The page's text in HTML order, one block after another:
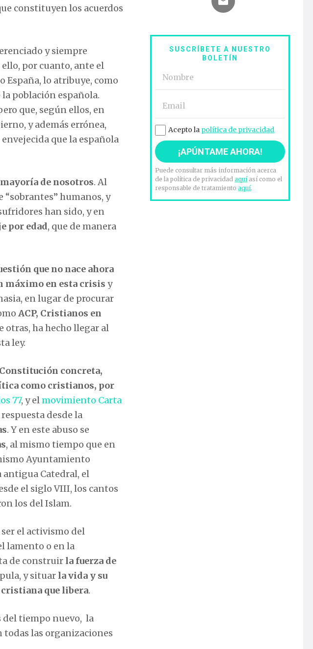
constituyen los acuerdos
y siempre
por cuanto, ante el
España, lo atribuye, como
población española.
que, según ellos, en
y además errónea,
que la española
de nosotros. Al
humanos, y
han sido, y en
por edad, que de manera
que no nace ahora
máximo en esta crisis y
en lugar de procurar
ACP, Cristianos en
otras, ha hecho llegar al
ley.
concreta,
como cristianos, por
77, y elmovimiento Carta
desde la
. Y en este abuso se
, al mismo tiempo que en
Ayuntamiento
antigua Catedral, el
el siglo VIII, los cantos
los del Islam.
el activismo del
lamento o en la
de construir la fuerza de
y situar la vida y su
que libera.
del tiempo nuevo, la
todas las organizaciones
SUSCRÍBETE A NUESTRO
BOLETÍN
Acepto la política de privacidad
Puede consultar más información acerca
de la política de privacidadaquíasí como el
responsable de tratamientoaquí.